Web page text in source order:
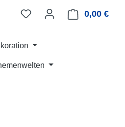
0,00 €